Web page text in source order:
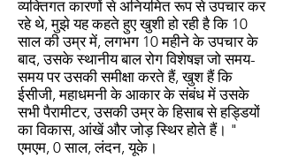
व्यक्तिगत कारणों से अनियमित रूप से उपचार कर
रहे थे, मुझे यह कहते हुए खुशी हो रही है कि 10
साल की उम्र में, लगभग 10 महीने के उपचार के
बाद, उसके स्थानीय बाल रोग विशेषज्ञ जो समय-
समय पर उसकी समीक्षा करते हैं, खुश हैं कि
ईसीजी, महाधमनी के आकार के संबंध में उसके
सभी पैरामीटर, उसकी उम्र के हिसाब से हड्डियों
का विकास, आंखें और जोड़ स्थिर होते हैं। "
एमएम, 0 साल, लंदन, यूके।